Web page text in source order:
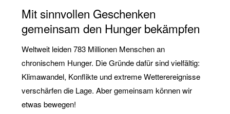
Mit sinnvollen Geschenken
gemeinsam den Hunger bekämpfen
Weltweit leiden 783 Millionen Menschen an
chronischem Hunger. Die Gründe dafür sind vielfältig:
Klimawandel, Konflikte und extreme Wetterereignisse
verschärfen die Lage. Aber gemeinsam können wir
etwas bewegen!